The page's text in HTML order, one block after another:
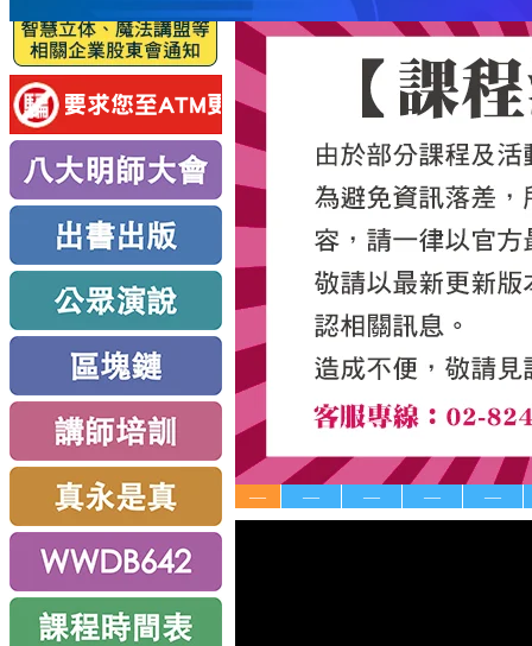
新
思
路
— — — — —